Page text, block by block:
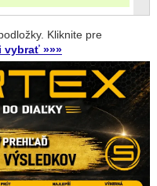
Kliknite pre
vybrať »»»